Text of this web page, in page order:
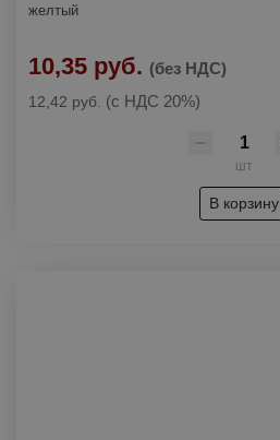
желтый
10,35 руб. (без НДС)
12,42 руб. (с НДС 20%)
шт
В корзину